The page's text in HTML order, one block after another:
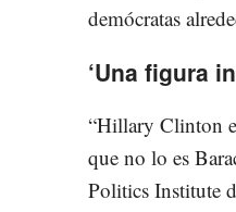
demócratas
‘Una figura
“Hillary Clinton
que no lo es
Politics Institute